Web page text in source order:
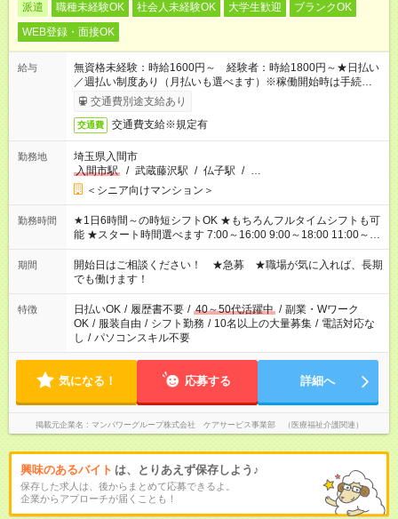
派遣 職種未経験OK 社会人未経験OK 大学生歓迎
ブランクOK
WEB登録・面接OK
給与
無資格未経験：時給1600円～ 経験者：時給1800円～★日払い
／週払い制度あり（月払いも選べます）※稼働開始時は手続き完
了次第のお支払いとなります。
交通費別途支給あり
交通費 交通費支給※規定有
勤務地
埼玉県入間市
入間市駅
/ 武蔵藤沢駅 / 仏子駅 / …
＜シニア向けマンション＞
勤務時間
★1日6時間～の時短シフトOK ★もちろんフルタイムシフトも可
能 ★スタート時間選べます 7:00～16:00 9:00～18:00 11:00～
20:00 など 残業なし！ ※Wワークの場合、他のお仕事と合わせ
週40時間超の就業はご案内できません ※法令に基づき、週20時
間以上勤務は社会保険への加入対象となります ※労働者派遣法
（日雇い派遣の原則禁止）により、短時間・短期間の就業はご
案内が難しい場合があります
期間
開始日はご相談ください！ ★急募 ★職場が気に入れば、長期
でも働けます！
特徴 日払いOK / 履歴書不要 / 40～50代活躍中 / 副業・Wワーク
OK / 服装自由 / シフト勤務 / 10名以上の大量募集 / 電話対応な
し / パソコンスキル不要
気になる！ 応募する 詳細へ
掲載元企業名 マンパワーグループ株式会社 ケアサービス事業部 （医療福祉介護関連）
興味のあるバイト は、とりあえず保存しよう♪
保存した求人は、後からまとめて応募できるよ。
企業からアプローチが届くことも！